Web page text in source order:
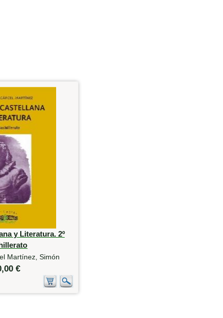
y Literatura. 2º
Martínez, Simón
€